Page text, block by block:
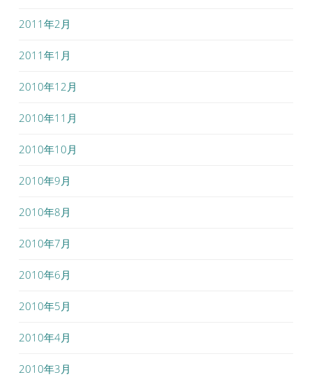
2011年2月
2011年1月
2010年12月
2010年11月
2010年10月
2010年9月
2010年8月
2010年7月
2010年6月
2010年5月
2010年4月
2010年3月